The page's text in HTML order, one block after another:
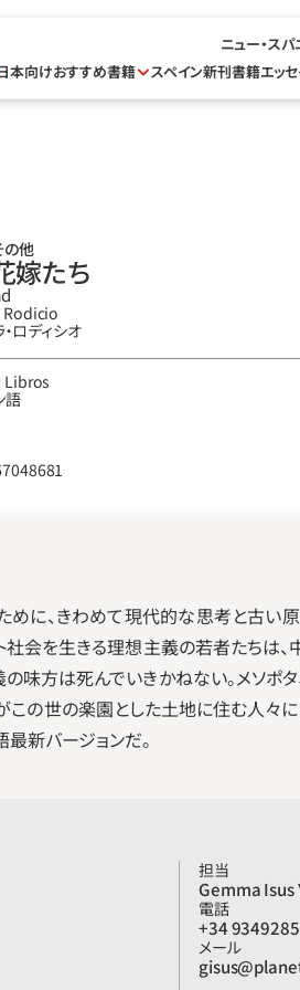
ニュー・ス
本向けおすすめ書籍
スペイン新刊書籍エッ
の他
嫁たち
‧ロディシオ
Libros
語
に、きわめて現代的な思考と古い
社会を生きる理想主義の若者たちは
味方は死んでいきかねない。メソ
この世の楽園とした土地に住む人々
新バージョンだ。
担当
Gemma Isus
電話
+34
メール